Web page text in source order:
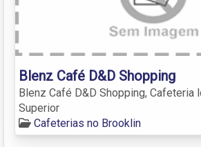
Blenz Café D&D Shopping
Blenz Café D&D Shopping, Cafeteria
Superior
Cafeterias no Brooklin